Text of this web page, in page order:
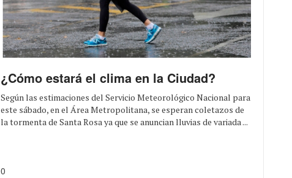
¿Cómo estará el clima en la Ciudad?
Según las estimaciones del Servicio Meteorológico Nacional para
este sábado, en el Área Metropolitana, se esperan coletazos de
la tormenta de Santa Rosa ya que se anuncian lluvias de variada ...
0